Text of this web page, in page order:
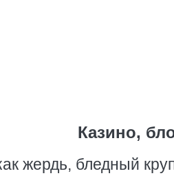
Казино,
жердь, бледный